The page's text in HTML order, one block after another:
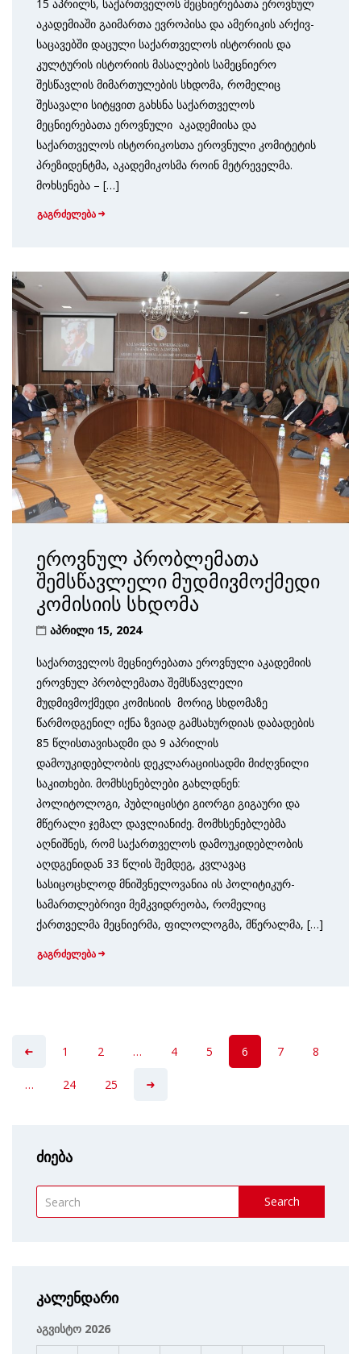
15 აპრილს, საქართველოს მეცნიერებათა ეროვნულ
აკადემიაში გაიმართა ევროპისა და ამერიკის არქივ-
საცავებში დაცული საქართველოს ისტორიის და
კულტურის ისტორიის მასალების სამეცნიერო
შესწავლის მიმართულების სხდომა, რომელიც
შესავალი სიტყვით გახსნა საქართველოს
მეცნიერებათა ეროვნული აკადემიისა და
საქართველოს ისტორიკოსთა ეროვნული კომიტეტის
პრეზიდენტმა, აკადემიკოსმა როინ მეტრეველმა.
მოხსენება – […]
გაგრძელება
ეროვნულ პრობლემათა
შემსწავლელი მუდმივმოქმედი
კომისიის სხდომა
აპრილი 15, 2024
საქართველოს მეცნიერებათა ეროვნული აკადემიის
ეროვნულ პრობლემათა შემსწავლელი
მუდმივმოქმედი კომისიის მორიგ სხდომაზე
წარმოდგენილ იქნა ზვიად გამსახურდიას დაბადების
85 წლისთავისადმი და 9 აპრილის
დამოუკიდებლობის დეკლარაციისადმი მიძღვნილი
საკითხები. მომხსენებლები გახლდნენ:
პოლიტოლოგი, პუბლიცისტი გიორგი გიგაური და
მწერალი ჯემალ დავლიანიძე. მომხსენებლებმა
აღნიშნეს, რომ საქართველოს დამოუკიდებლობის
აღდგენიდან 33 წლის შემდეგ, კვლავაც
სასიცოცხლოდ მნიშვნელოვანია ის პოლიტიკურ-
სამართლებრივი მემკვიდრეობა, რომელიც
ქართველმა მეცნიერმა, ფილოლოგმა, მწერალმა, […]
გაგრძელება
1 2 … 4 5 6 7 8
… 24 25
ძიება
Search
კალენდარი
აგვისტო 2026